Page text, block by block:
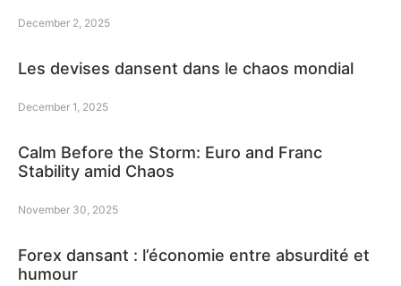
December 2, 2025
Les devises dansent dans le chaos mondial
December 1, 2025
Calm Before the Storm: Euro and Franc
Stability amid Chaos
November 30, 2025
Forex dansant : l’économie entre absurdité et
humour